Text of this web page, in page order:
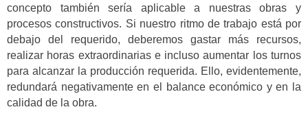
concepto también sería aplicable a nuestras obras y
procesos constructivos. Si nuestro ritmo de trabajo está por
debajo del requerido, deberemos gastar más recursos,
realizar horas extraordinarias e incluso aumentar los turnos
para alcanzar la producción requerida. Ello, evidentemente,
redundará negativamente en el balance económico y en la
calidad de la obra.